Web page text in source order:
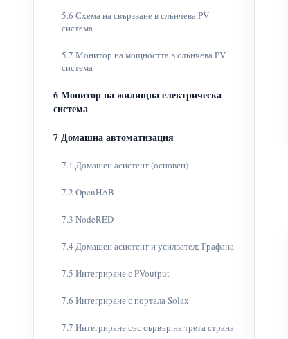
5.6 Схема на свързване в слънчева PV
система
5.7 Монитор на мощността в слънчева PV
система
6 Монитор на жилищна електрическа
система
7 Домашна автоматизация
7.1 Домашен асистент (основен)
7.2 OpenHAB
7.3 NodeRED
7.4 Домашен асистент и усилвател; Графана
7.5 Интегриране с PVoutput
7.6 Интегриране с портала Solax
7.7 Интегриране със сървър на трета страна